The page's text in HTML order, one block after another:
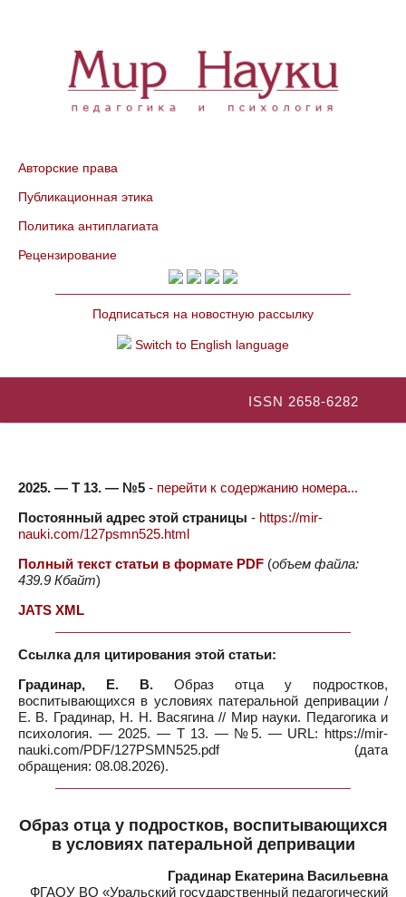
Авторские права
Публикационная этика
Политика антиплагиата
Рецензирование
Подписаться на новостную рассылку
Switch to English language
ISSN 2658-6282
2025. — Т 13. — №5 - перейти к содержанию номера...
Постоянный адрес этой страницы - https://mir-
nauki.com/127psmn525.html
Полный текст статьи в формате PDF (объем файла:
439.9 Кбайт)
JATS XML
Ссылка для цитирования этой статьи:
Градинар, Е. В. Образ отца у подростков,
воспитывающихся в условиях патеральной депривации /
Е. В. Градинар, Н. Н. Васягина // Мир науки. Педагогика и
психология. — 2025. — Т 13. — №5. — URL: https://mir-
nauki.com/PDF/127PSMN525.pdf (дата
обращения: 08.08.2026).
Образ отца у подростков, воспитывающихся
в условиях патеральной депривации
Градинар Екатерина Васильевна
ФГАОУ ВО «Уральский государственный педагогический